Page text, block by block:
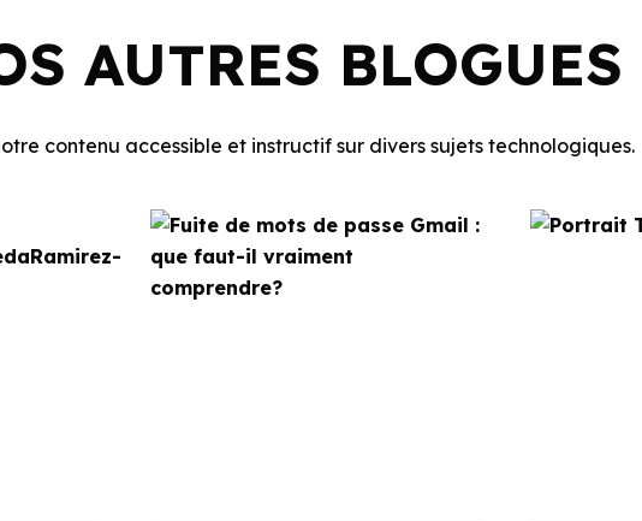
AUTRES BLOGUES
contenu accessible et instructif sur divers sujets technologiques.